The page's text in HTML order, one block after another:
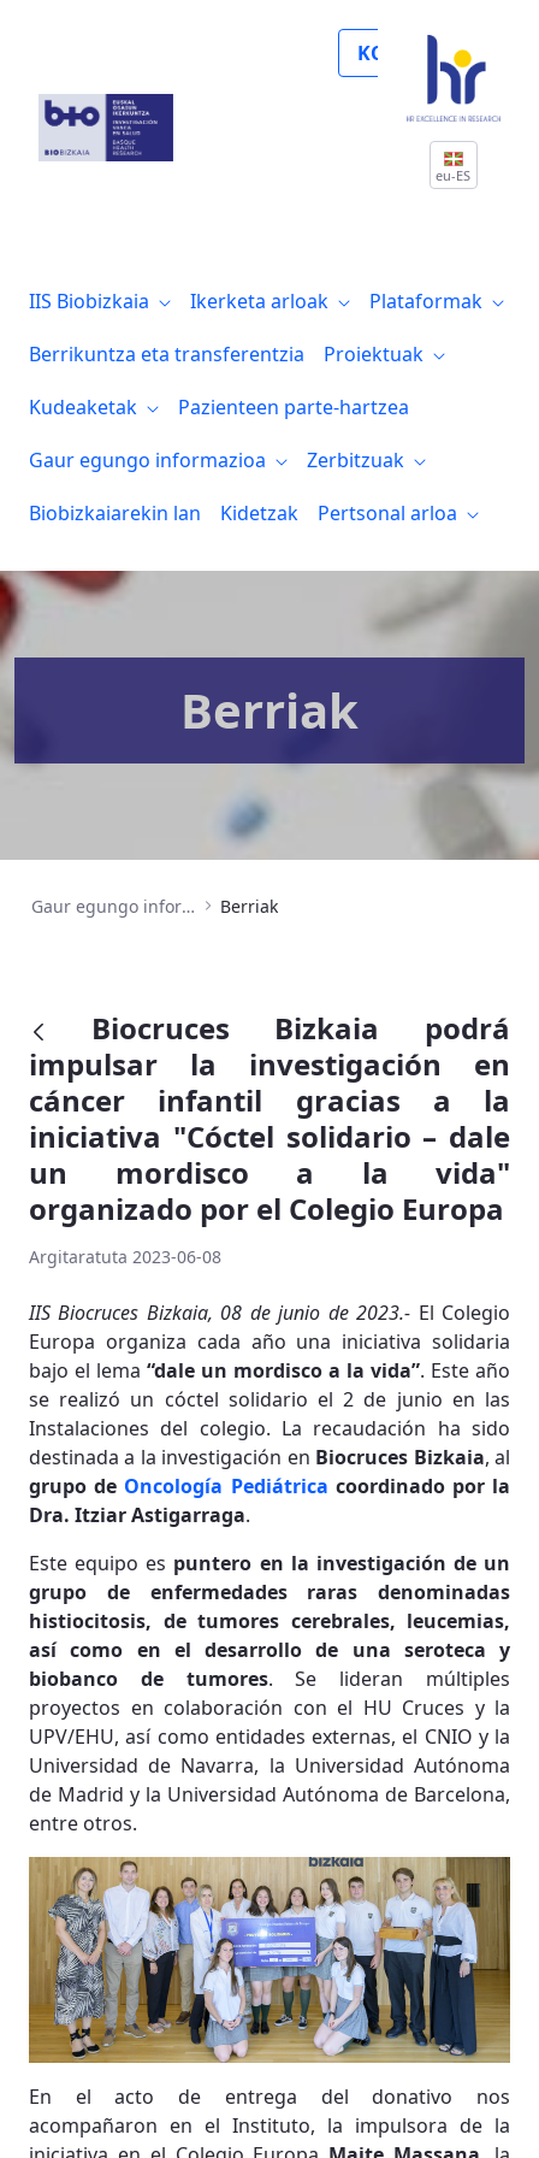
KOLABORATU
eu-ES
IIS Biobizkaia Ikerketa arloak
Plataformak
Berrikuntza eta transferentzia
Proiektuak
Kudeaketak
Pazienteen parte-hartzea
Gaur egungo informazioa
Zerbitzuak
Biobizkaiarekin lan
Kidetzak Pertsonal arloa
Berriak
Gaur egungo informazioa Berriak
Biocruces Bizkaia podrá
impulsar la investigación en
cáncer infantil gracias a la
iniciativa "Cóctel solidario – dale
un mordisco a la vida"
organizado por el Colegio Europa
Argitaratuta 2023-06-08
IIS Biocruces Bizkaia, 08 de junio de 2023.- El Colegio
Europa organiza cada año una iniciativa solidaria
bajo el lema “dale un mordisco a la vida”. Este año
se realizó un cóctel solidario el 2 de junio en las
Instalaciones del colegio. La recaudación ha sido
destinada a la investigación en Biocruces Bizkaia, al
grupo de Oncología Pediátrica coordinado por la
Dra. Itziar Astigarraga.
Este equipo es puntero en la investigación de un
grupo de enfermedades raras denominadas
histiocitosis, de tumores cerebrales, leucemias,
así como en el desarrollo de una seroteca y
biobanco de tumores. Se lideran múltiples
proyectos en colaboración con el HU Cruces y la
UPV/EHU, así como entidades externas, el CNIO y la
Universidad de Navarra, la Universidad Autónoma
de Madrid y la Universidad Autónoma de Barcelona,
entre otros.
En el acto de entrega del donativo nos
acompañaron en el Instituto, la impulsora de la